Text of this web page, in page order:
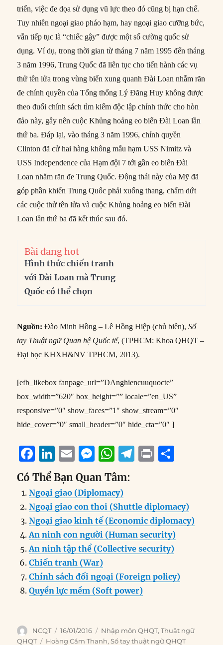
triển, việc đe dọa sử dụng vũ lực theo đó cũng bị hạn chế.
Tuy nhiên ngoại giao pháo hạm, hay ngoại giao cưỡng bức,
vẫn tiếp tục là “chiếc gậy” được một số cường quốc sử
dụng. Ví dụ, trong thời gian từ tháng 7 năm 1995 đến tháng
3 năm 1996, Trung Quốc đã liên tục cho tiến hành các vụ
thử tên lửa trong vùng biển xung quanh Đài Loan nhằm răn
đe chính quyền của Tổng thống Lý Đăng Huy không được
theo đuổi chính sách tìm kiếm độc lập chính thức cho hòn
đảo này, gây nên cuộc Khủng hoảng eo biển Đài Loan lần
thứ ba. Đáp lại, vào tháng 3 năm 1996, chính quyền
Clinton đã cử hai hàng không mẫu hạm USS Nimitz và
USS Independence của Hạm đội 7 tới gần eo biển Đài
Loan nhằm răn đe Trung Quốc. Động thái này của Mỹ đã
góp phần khiến Trung Quốc phải xuống thang, chấm dứt
các cuộc thử tên lửa và cuộc Khủng hoảng eo biển Đài
Loan lần thứ ba đã kết thúc sau đó.
Bài đang hot
Hình thức chiến tranh
với Đài Loan mà Trung
Quốc có thể chọn
Nguồn:Đào Minh Hồng – Lê Hồng Hiệp (chủ biên),Sổ
tay Thuật ngữ Quan hệ Quốc tế, (TPHCM: Khoa QHQT –
Đại học KHXH&NV TPHCM, 2013).
[efb_likebox fanpage_url=”DAnghiencuuquocte”
box_width=”620″ box_height=”” locale=”en_US”
responsive=”0″ show_faces=”1″ show_stream=”0″
hide_cover=”0″ small_header=”0″ hide_cta=”0″ ]
F
a
c
e
b
o
o
k
Li
n
k
e
d
I
n
E
m
ai
l
M
e
ss
e
n
g
er
W
h
at
s
A
p
p
T
g
r
a
m
P
t
re
Có Thể Bạn Quan Tâm:
Ngoại giao (Diplomacy)
Ngoại giao con thoi (Shuttle diplomacy)
Ngoại giao kinh tế (Economic diplomacy)
An ninh con người (Human security)
An ninh tập thể (Collective security)
Chiến tranh (War)
Chính sách đối ngoại (Foreign policy)
Quyền lực mềm (Soft power)
Author
NCQT
Posted
on
16/01/2016 Categories
Nhập môn QHQT,Thuật ngữ
QHQT
Tags
Hoàng Cẩm Thanh,Sổ tay thuật ngữ QHQT